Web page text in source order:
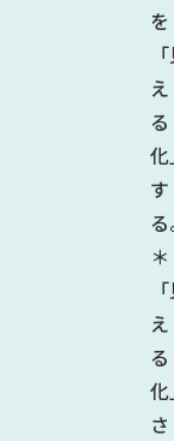
を
え
る
す
＊
え
る
さ